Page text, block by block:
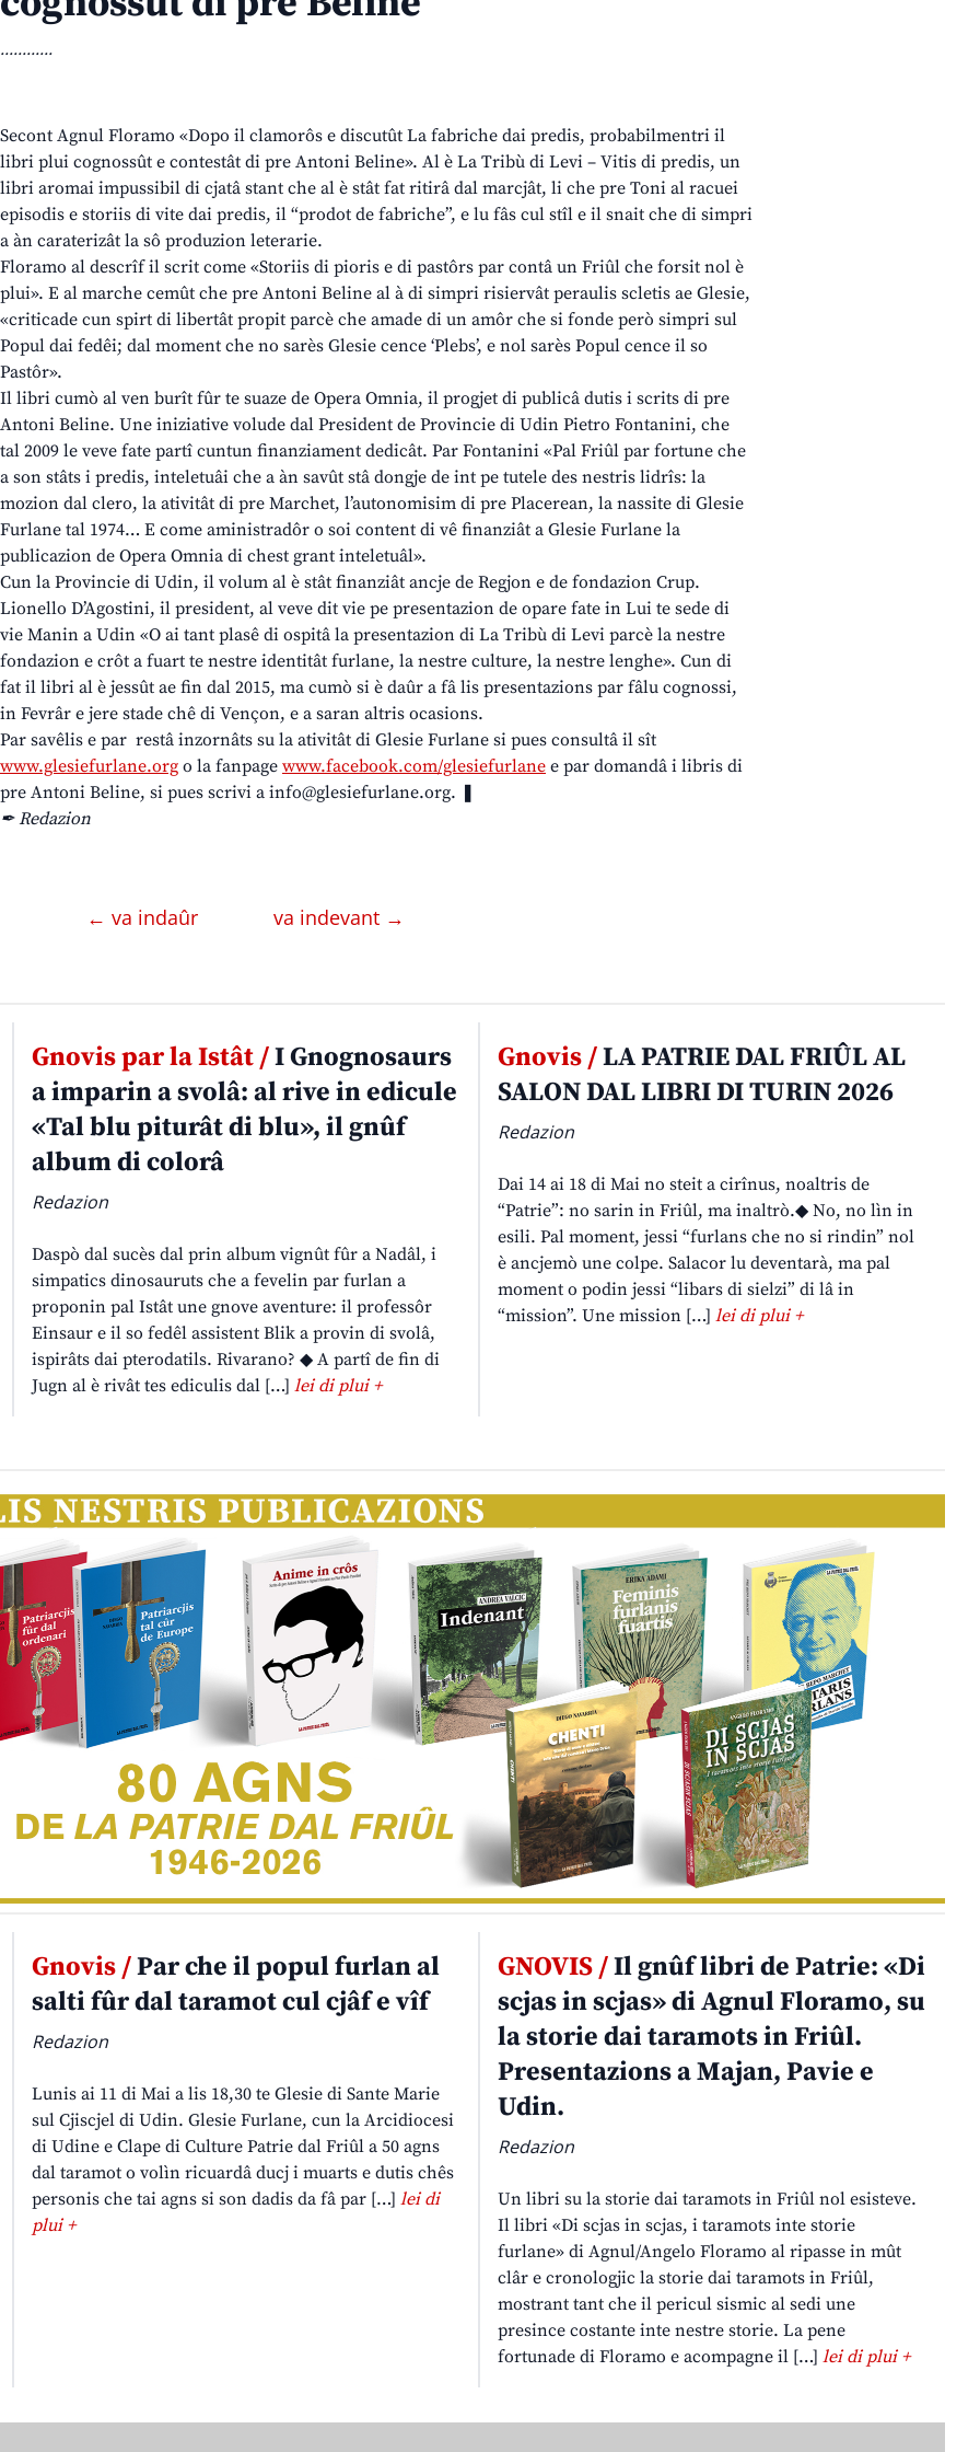
............
Secont Agnul Floramo «Dopo il clamorôs e discutût La fabriche dai predis, probabilmentri il
libri plui cognossût e contestât di pre Antoni Beline». Al è La Tribù di Levi – Vitis di predis, un
libri aromai impussibil di cjatâ stant che al è stât fat ritirâ dal marcjât, li che pre Toni al racuei
episodis e storiis di vite dai predis, il “prodot de fabriche”, e lu fâs cul stîl e il snait che di simpri
a àn caraterizât la sô produzion leterarie.
Floramo al descrîf il scrit come «Storiis di pioris e di pastôrs par contâ un Friûl che forsit nol è
plui». E al marche cemût che pre Antoni Beline al à di simpri risiervât peraulis scletis ae Glesie,
«criticade cun spirt di libertât propit parcè che amade di un amôr che si fonde però simpri sul
Popul dai fedêi; dal moment che no sarès Glesie cence ‘Plebs’, e nol sarès Popul cence il so
Pastôr».
Il libri cumò al ven burît fûr te suaze de Opera Omnia, il progjet di publicâ dutis i scrits di pre
Antoni Beline. Une iniziative volude dal President de Provincie di Udin Pietro Fontanini, che
tal 2009 le veve fate partî cuntun finanziament dedicât. Par Fontanini «Pal Friûl par fortune che
a son stâts i predis, inteletuâi che a àn savût stâ dongje de int pe tutele des nestris lidrîs: la
mozion dal clero, la ativitât di pre Marchet, l’autonomisim di pre Placerean, la nassite di Glesie
Furlane tal 1974… E come aministradôr o soi content di vê finanziât a Glesie Furlane la
publicazion de Opera Omnia di chest grant inteletuâl».
Cun la Provincie di Udin, il volum al è stât finanziât ancje de Regjon e de fondazion Crup.
Lionello D’Agostini, il president, al veve dit vie pe presentazion de opare fate in Lui te sede di
vie Manin a Udin «O ai tant plasê di ospitâ la presentazion di La Tribù di Levi parcè la nestre
fondazion e crôt a fuart te nestre identitât furlane, la nestre culture, la nestre lenghe». Cun di
fat il libri al è jessût ae fin dal 2015, ma cumò si è daûr a fâ lis presentazions par fâlu cognossi,
in Fevrâr e jere stade chê di Vençon, e a saran altris ocasions.
Par savêlis e par restâ inzornâts su la ativitât di Glesie Furlane si pues consultâ il sît
www.glesiefurlane.org o la fanpage www.facebook.com/glesiefurlane e par domandâ i libris di
pre Antoni Beline, si pues scrivi a info@glesiefurlane.org. ❚
✒ Redazion
← va indaûr va indevant →
Gnovis par la Istât /I Gnognosaurs
a imparin a svolâ: al rive in edicule
«Tal blu piturât di blu», il gnûf
album di colorâ
Redazion
Daspò dal sucès dal prin album vignût fûr a Nadâl, i
simpatics dinosauruts che a fevelin par furlan a
proponin pal Istât une gnove aventure: il professôr
Einsaur e il so fedêl assistent Blik a provin di svolâ,
ispirâts dai pterodatils. Rivarano? ◆ A partî de fin di
Jugn al è rivât tes ediculis dal […] lei di plui +
Gnovis /LA PATRIE DAL FRIÛL AL
SALON DAL LIBRI DI TURIN 2026
Redazion
Dai 14 ai 18 di Mai no steit a cirînus, noaltris de
“Patrie”: no sarin in Friûl, ma inaltrò.◆ No, no lìn in
esili. Pal moment, jessi “furlans che no si rindin” nol
è ancjemò une colpe. Salacor lu deventarà, ma pal
moment o podin jessi “libars di sielzi” di lâ in
“mission”. Une mission […]lei di plui +
Gnovis /Par che il popul furlan al
salti fûr dal taramot cul cjâf e vîf
Redazion
Lunis ai 11 di Mai a lis 18,30 te Glesie di Sante Marie
sul Cjiscjel di Udin. Glesie Furlane, cun la Arcidiocesi
di Udine e Clape di Culture Patrie dal Friûl a 50 agns
dal taramot o volìn ricuardâ ducj i muarts e dutis chês
personis che tai agns si son dadis da fâ par […] lei di
plui +
GNOVIS /Il gnûf libri de Patrie: «Di
scjas in scjas» di Agnul Floramo, su
la storie dai taramots in Friûl.
Presentazions a Majan, Pavie e
Udin.
Redazion
Un libri su la storie dai taramots in Friûl nol esisteve.
Il libri «Di scjas in scjas, i taramots inte storie
furlane» di Agnul/Angelo Floramo al ripasse in mût
clâr e cronologjic la storie dai taramots in Friûl,
mostrant tant che il pericul sismic al sedi une
presince costante inte nestre storie. La pene
fortunade di Floramo e acompagne il […]lei di plui +